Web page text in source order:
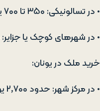
• در تسالونیکی: ۳۵۰ تا ۷۰۰ یورو برای یک‌خوابه
• در شهرهای کوچک یا جزایر: ۳۰۰ تا ۶۰۰ یورو برای یک‌خوابه
خرید ملک در یونان:
• در مرکز شهر: حدود ۲٬۷۰۰ یورو بر مترمربع